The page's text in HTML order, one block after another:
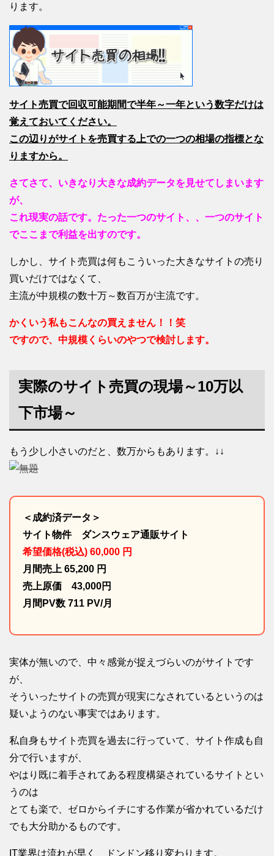
ります。
サイト売買で回収可能期間で半年～一年という数字だけは
覚えておいてください。
この辺りがサイトを売買する上での一つの相場の指標とな
りますから。
さてさて、いきなり大きな成約データを見せてしまいます
が、
これ現実の話です。たった一つのサイト、、一つのサイト
でここまで利益を出すのです。
しかし、サイト売買は何もこういった大きなサイトの売り
買いだけではなくて、
主流が中規模の数十万～数百万が主流です。
かくいう私もこんなの買えません！！笑
ですので、中規模くらいのやつで検討します。
実際のサイト売買の現場～10万以
下市場～
もう少し小さいのだと、数万からもあります。↓↓
＜成約済データ＞
サイト物件 ダンスウェア通販サイト
希望価格(税込) 60,000 円
月間売上 65,200 円
売上原価 43,000円
月間PV数 711 PV/月
実体が無いので、中々感覚が捉えづらいのがサイトです
が、
そういったサイトの売買が現実になされているというのは
疑いようのない事実ではあります。
私自身もサイト売買を過去に行っていて、サイト作成も自
分で行いますが、
やはり既に着手されてある程度構築されているサイトとい
うのは
とても楽で、ゼロからイチにする作業が省かれているだけ
でも大分助かるものです。
IT業界は流れが早く、ドンドン移り変わります。